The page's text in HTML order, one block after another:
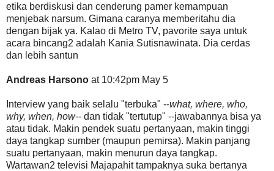
etika berdiskusi dan cenderung pamer kemampuan
menjebak narsum. Gimana caranya memberitahu dia
dengan bijak ya. Kalao di Metro TV, pavorite saya untuk
acara bincang2 adalah Kania Sutisnawinata. Dia cerdas
dan lebih santun
Andreas Harsono at 10:42pm May 5
Interview yang baik selalu "terbuka" --what, where, who,
why, when, how-- dan tidak "tertutup" --jawabannya bisa ya
atau tidak. Makin pendek suatu pertanyaan, makin tinggi
daya tangkap sumber (maupun pemirsa). Makin panjang
suatu pertanyaan, makin menurun daya tangkap.
Wartawan2 televisi Majapahit tampaknya suka bertanya